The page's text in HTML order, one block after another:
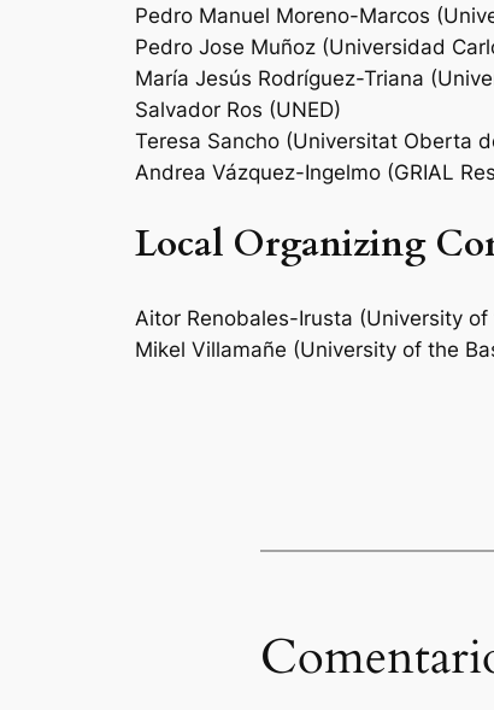
Pedro Manuel Moreno-Marcos
Pedro Jose Muñoz (Universidad
María Jesús Rodríguez-Triana
Salvador Ros (UNED)
Teresa Sancho (Universitat Oberta
Andrea Vázquez-Ingelmo (GRIAL
Local Organizing
Aitor Renobales-Irusta (University
Mikel Villamañe (University of the